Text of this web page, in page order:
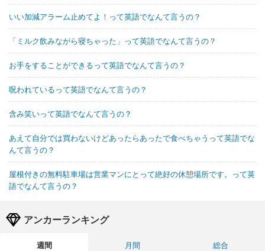
いい加減アラーム止めてよ！って英語でなんて言うの？
「ミルク飲みながら寝ちゃった」って英語でなんて言うの？
お手をすることができるって英語でなんて言うの？
呪われているって英語でなんて言うの？
含み笑いって英語でなんて言うの？
あえて自分では買わないけどあったらあったで食べちゃうって英語でな
んて言うの？
屋根付きの無料駐車場は営業マンにとって絶好の休憩場所です。って英
語でなんて言うの？
アンカーランキング
週間 月間
総合